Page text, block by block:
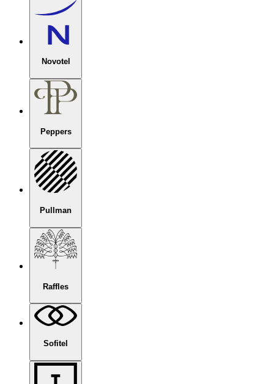
Novotel
Peppers
Pullman
Raffles
Sofitel